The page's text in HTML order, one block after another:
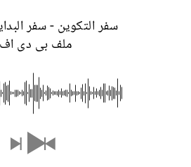
سفر التكوين - سفر
ملف بى دى